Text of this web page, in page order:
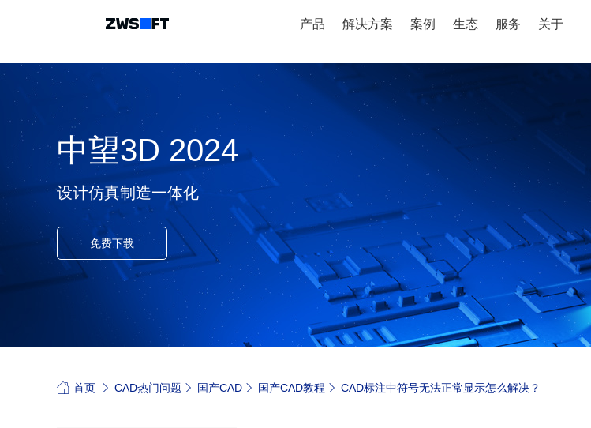
产品 解决方案 案例 生态 服务 关于
中望3D 2024
设计仿真制造一体化
免费下载
首页 CAD热门问题 国产CAD 国产CAD教程 CAD标注中符号无法正常显示怎么解决？